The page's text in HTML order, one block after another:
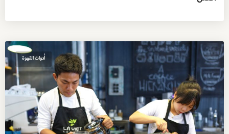
أدوات القهوة